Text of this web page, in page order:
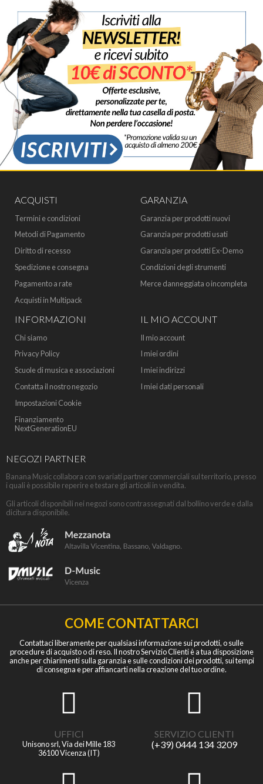
ACQUISTI
Termini e condizioni
Metodi di Pagamento
Diritto di recesso
Spedizione e consegna
Pagamento a rate
Acquisti in Multipack
GARANZIA
Garanzia per prodotti nuovi
Garanzia per prodotti usati
Garanzia per prodotti Ex-Demo
Condizioni degli strumenti
Merce danneggiata o incompleta
INFORMAZIONI
Chi siamo
Privacy Policy
Scuole di musica e associazioni
Contatta il nostro negozio
Impostazioni Cookie
Finanziamento
NextGenerationEU
IL MIO ACCOUNT
Il mio account
I miei ordini
I miei indirizzi
I miei dati personali
NEGOZI PARTNER
Banana Music collabora con svariati partner commerciali sul territorio, presso
i quali è possibile reperire e testare gli articoli in vendita.
Gli articoli disponibili nei negozi sono contrassegnati dal bollino verde e dalla
dicitura disponibile.
COME CONTATTARCI
Contattaci liberamente per qualsiasi informazione sui prodotti, o sulle
procedure di acquisto o di reso. Il nostro Servizio Clienti è a tua disposizione
anche per chiarimenti sulla garanzia e sulle condizioni dei prodotti, sui tempi
di consegna e per affiancarti nella creazione del tuo ordine.
UFFICI
Unisono srl, Via dei Mille 183
36100 Vicenza (IT)
SERVIZIO CLIENTI
(+39) 0444 134 3209